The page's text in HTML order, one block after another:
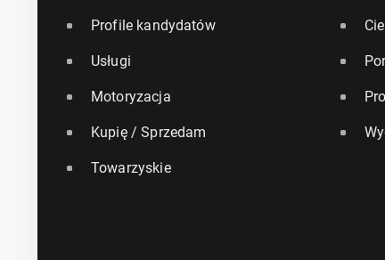
Profile kandydatów
Usługi
Motoryzacja
Kupię / Sprzedam
Towarzyskie